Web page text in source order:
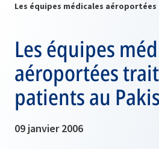
Les équipes
aéroportées
patients au
09 janvier 2006